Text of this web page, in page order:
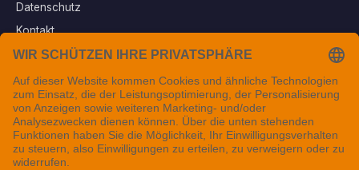
Datenschutz
Kontakt
Vertrag widerrufen
Sichere Zahlungsarten